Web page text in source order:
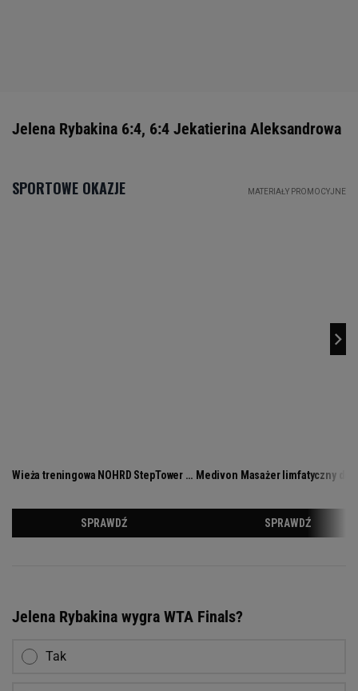
Jelena Rybakina 6:4, 6:4 Jekatierina Aleksandrowa
Jelena Rybakina wygra WTA Finals?
Tak